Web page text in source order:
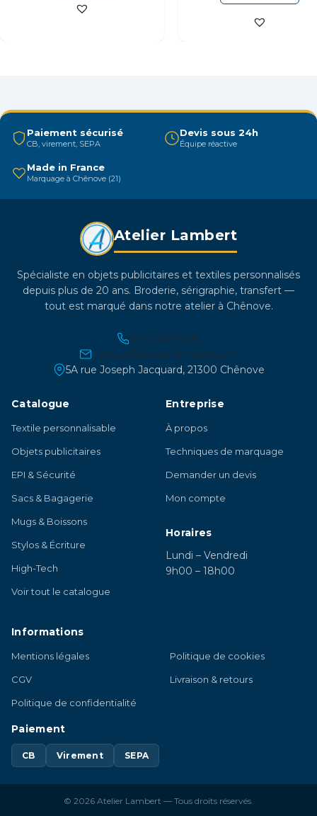
choisies
Paiement sécurisé
CB, virement, SEPA
Devis sous 24h
Équipe réactive
Made in France
Marquage à Chênove (21)
Atelier Lambert
Spécialiste en objets publicitaires et textiles personnalisés
depuis plus de 20 ans. Broderie, sérigraphie, transfert —
tout est marqué dans notre atelier à Chênove.
03 45 21 30 86
contact@atelier-lambert.com
5A rue Joseph Jacquard, 21300 Chênove
Catalogue
Textile personnalisable
Objets publicitaires
EPI & Sécurité
Sacs & Bagagerie
Mugs & Boissons
Stylos & Écriture
High-Tech
Voir tout le catalogue
Entreprise
À propos
Techniques de marquage
Demander un devis
Mon compte
Horaires
Lundi – Vendredi
9h00 – 18h00
Informations
Mentions légales
CGV
Politique de confidentialité
Politique de cookies
Livraison & retours
Paiement
CB Virement SEPA
© 2026 Atelier Lambert — Tous droits réservés.